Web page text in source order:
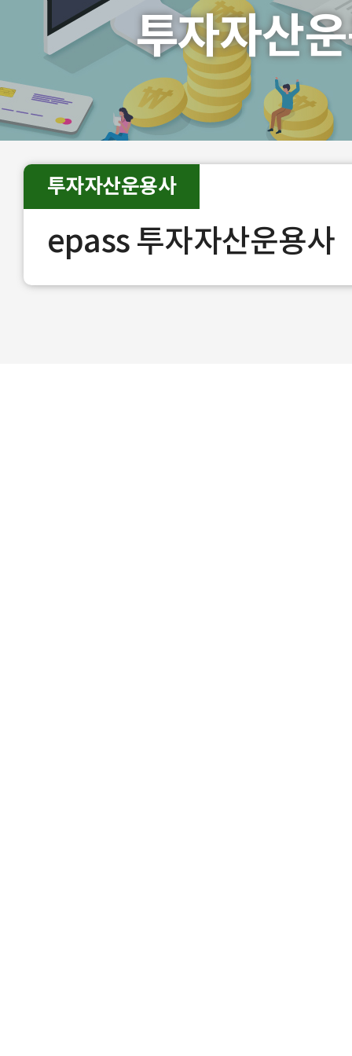
투자자산
epass 투자자산운용사
투자자산운용사